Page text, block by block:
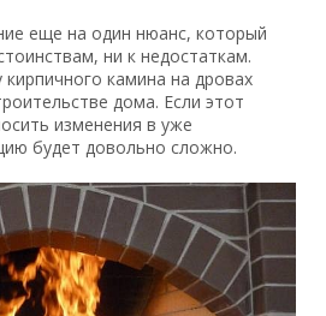
еще на один нюанс, который
ни к недостаткам.
камина на дровах
дома. Если этот
изменения в уже
будет довольно сложно.